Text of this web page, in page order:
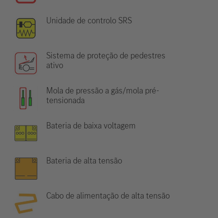
Unidade de controlo SRS
Sistema de proteção de pedestres
ativo
Mola de pressão a gás/mola pré-
tensionada
Bateria de baixa voltagem
Bateria de alta tensão
Cabo de alimentação de alta tensão